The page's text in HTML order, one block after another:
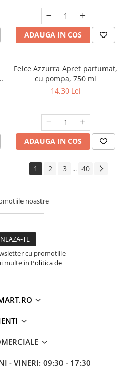
ADAUGA IN COS
Felce Azzurra Apret parfumat,
cu pompa, 750 ml
14,30 Lei
ADAUGA IN COS
1 2 3 ... 40
noastre
cu promotiile
multe in Politica de
- VINERI: 09:30 - 17:30